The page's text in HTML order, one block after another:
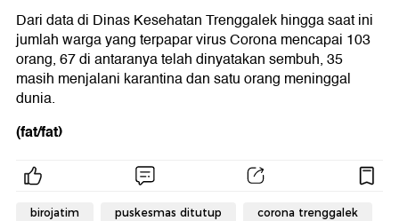
Dari data di Dinas Kesehatan Trenggalek hingga saat ini
jumlah warga yang terpapar virus Corona mencapai 103
orang, 67 di antaranya telah dinyatakan sembuh, 35
masih menjalani karantina dan satu orang meninggal
dunia.
(fat/fat)
birojatim puskesmas ditutup corona trenggalek